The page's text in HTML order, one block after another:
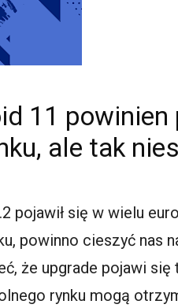
11
ale tak
pojawił się w wielu
powinno cieszyć nas
że upgrade pojawi
rynku mogą